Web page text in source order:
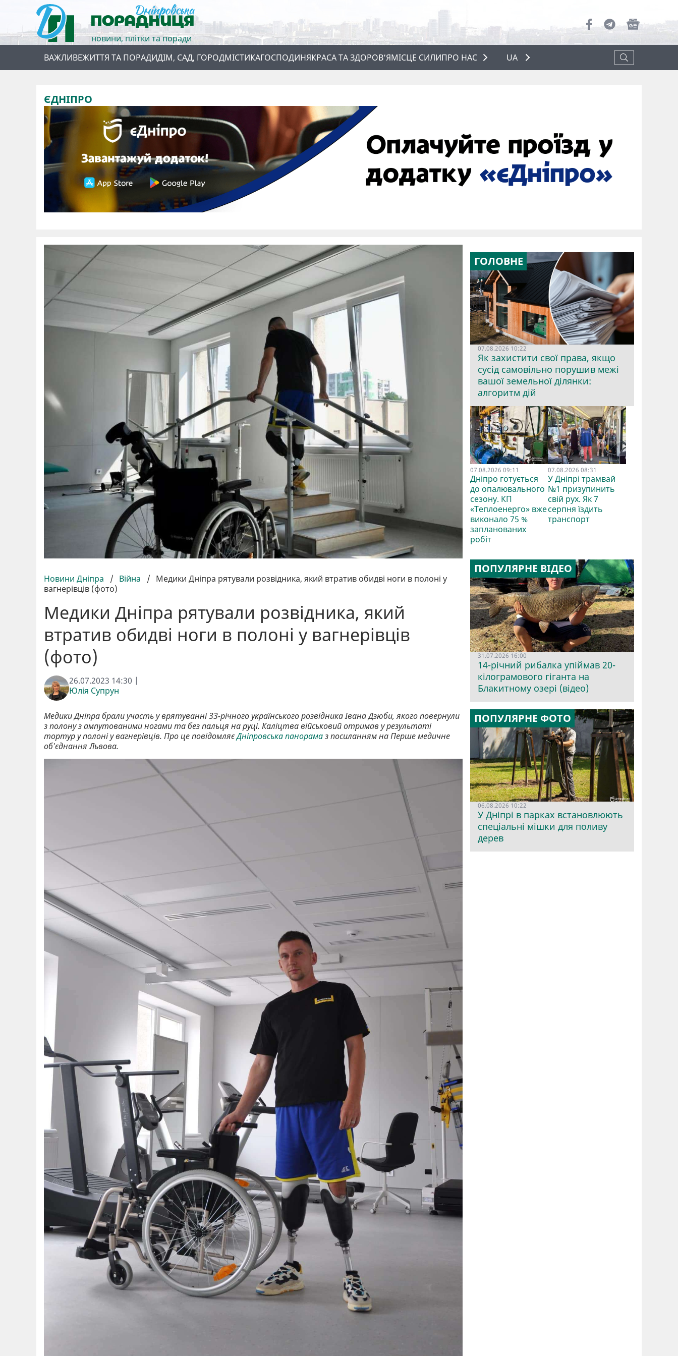
новини, плітки та поради
ВАЖЛИВЕЖИТТЯ ТА ПОРАДИДІМ, САД, ГОРОДМІСТИКАГОСПОДИНЯКРАСА ТА ЗДОРОВ’ЯМІСЦЕ СИЛИПРО НАС
ПРО НАС
UA
ЄДНІПРО
Новини Дніпра / Війна / Медики Дніпра рятували розвідника, який втратив обидві ноги в полоні у
вагнерівців (фото)
Медики Дніпра рятували розвідника, який
втратив обидві ноги в полоні у вагнерівців
(фото)
26.07.2023 14:30 |
Юлія Супрун
Медики Дніпра брали участь у врятуванні 33-річного українського розвідника Івана Дзюби, якого повернули
з полону з ампутованими ногами та без пальця на руці. Каліцтва військовий отримав у результаті
тортур у полоні у вагнерівців. Про це повідомляєДніпровська панорамаз посиланням на Перше медичне
об'єднання Львова.
ГОЛОВНЕ
07.08.2026 10:22
Як захистити свої права, якщо
сусід самовільно порушив межі
вашої земельної ділянки:
алгоритм дій
07.08.2026 09:11
Дніпро готується
до опалювального
сезону. КП
«Теплоенерго» вже
виконало 75 %
запланованих
робіт
07.08.2026 08:31
У Дніпрі трамвай
№1 призупинить
свій рух. Як 7
серпня їздить
транспорт
ПОПУЛЯРНЕ ВІДЕО
31.07.2026 16:00
14-річний рибалка упіймав 20-
кілограмового гіганта на
Блакитному озері (відео)
ПОПУЛЯРНЕ ФОТО
06.08.2026 10:22
У Дніпрі в парках встановлюють
спеціальні мішки для поливу
дерев